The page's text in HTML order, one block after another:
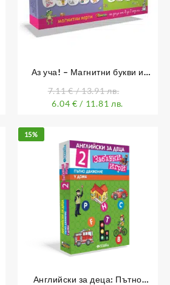
Аз уча! – Магнитни букви и
7.11€/ 13.91 лв.
6.04 € / 11.81 лв.
15%
Английски за деца: Пътно